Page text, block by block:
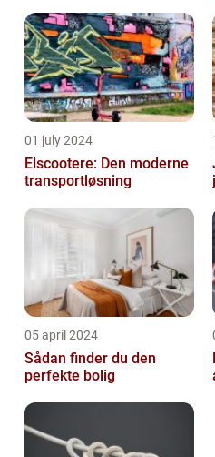
01 july 2024
Elscootere: Den moderne
transportløsning
05 april 2024
Sådan finder du den
perfekte bolig